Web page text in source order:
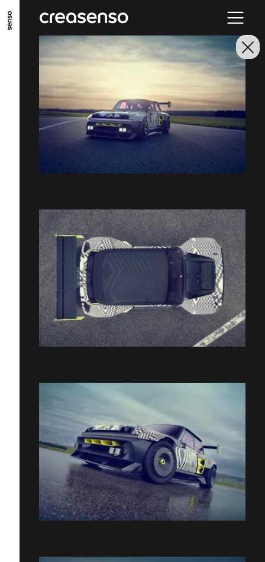
ALLER AU CONTENU PRINCIPAL
ALLER AU MENU PRINCIPAL
ALLER EN BAS DE PAGE